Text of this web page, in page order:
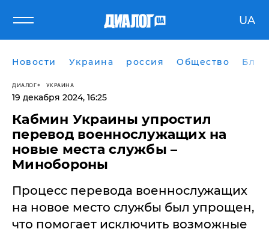
UA
Новости Украина россия Общество
ДИАЛОГ УКРАИНА
19 декабря 2024, 16:25
Кабмин Украины упростил
перевод военнослужащих на
новые места службы –
Минобороны
Процесс перевода военнослужащих
на новое место службы был упрощен,
что помогает исключить возможные